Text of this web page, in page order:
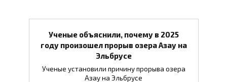
Ученые объяснили, почему в 2025
году произошел прорыв озера Азау на
Эльбрусе
Ученые установили причину прорыва озера
Азау на Эльбрусе